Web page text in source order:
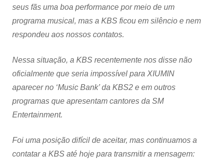
seus fãs uma boa performance por meio de um
programa musical, mas a KBS ficou em silêncio e nem
respondeu aos nossos contatos.
Nessa situação, a KBS recentemente nos disse não
oficialmente que seria impossível para XIUMIN
aparecer no ‘Music Bank’ da KBS2 e em outros
programas que apresentam cantores da SM
Entertainment.
Foi uma posição difícil de aceitar, mas continuamos a
contatar a KBS até hoje para transmitir a mensagem: